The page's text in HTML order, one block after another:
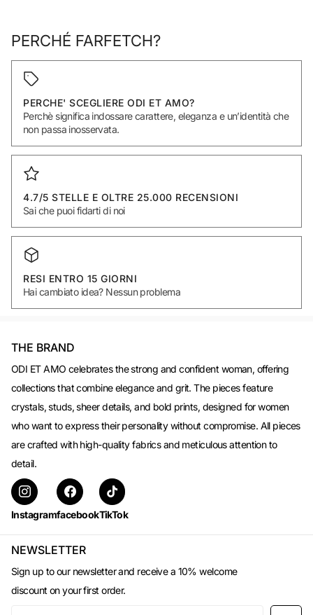
PERCHÉ FARFETCH?
PERCHE' SCEGLIERE ODI ET AMO?
Perchè significa indossare carattere, eleganza e un’identità che
non passa inosservata.
4.7/5 STELLE E OLTRE 25.000 RECENSIONI
Sai che puoi fidarti di noi
RESI ENTRO 15 GIORNI
Hai cambiato idea? Nessun problema
THE BRAND
ODI ET AMO celebrates the strong and confident woman, offering
collections that combine elegance and grit. The pieces feature
crystals, studs, sheer details, and bold prints, designed for women
who want to express their personality without compromise. All pieces
are crafted with high-quality fabrics and meticulous attention to
detail.
InstagramfacebookTikTok
NEWSLETTER
Sign up to our newsletter and receive a 10% welcome
discount on your first order.